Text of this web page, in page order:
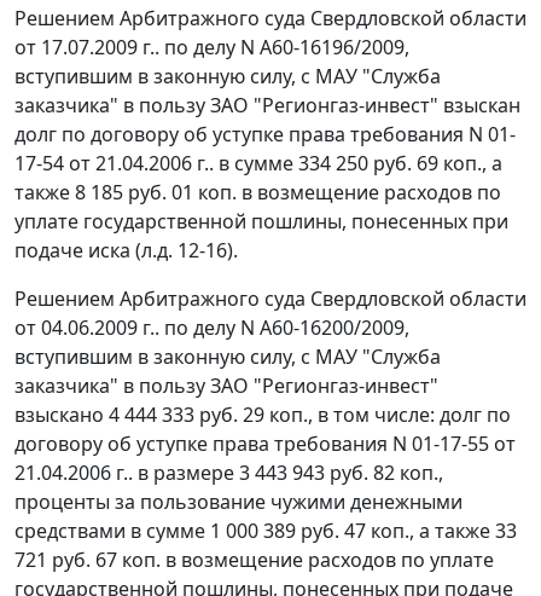
Решением Арбитражного суда Свердловской области
от 17.07.2009 г.. по делу N А60-16196/2009,
вступившим в законную силу, с МАУ "Служба
заказчика" в пользу ЗАО "Регионгаз-инвест" взыскан
долг по договору об уступке права требования N 01-
17-54 от 21.04.2006 г.. в сумме 334 250 руб. 69 коп., а
также 8 185 руб. 01 коп. в возмещение расходов по
уплате государственной пошлины, понесенных при
подаче иска (л.д. 12-16).
Решением Арбитражного суда Свердловской области
от 04.06.2009 г.. по делу N А60-16200/2009,
вступившим в законную силу, с МАУ "Служба
заказчика" в пользу ЗАО "Регионгаз-инвест"
взыскано 4 444 333 руб. 29 коп., в том числе: долг по
договору об уступке права требования N 01-17-55 от
21.04.2006 г.. в размере 3 443 943 руб. 82 коп.,
проценты за пользование чужими денежными
средствами в сумме 1 000 389 руб. 47 коп., а также 33
721 руб. 67 коп. в возмещение расходов по уплате
государственной пошлины, понесенных при подаче